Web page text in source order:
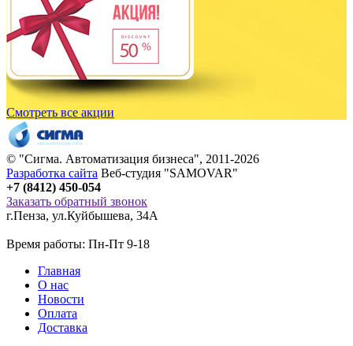
Смотреть все акции
© "Сигма. Автоматизация бизнеса", 2011-2026
Разработка сайта Веб-студия "SAMOVAR"
+7 (8412) 450-054
Заказать обратный звонок
г.Пенза, ул.Куйбышева, 34А
Время работы: Пн-Пт 9-18
Главная
О нас
Новости
Оплата
Доставка